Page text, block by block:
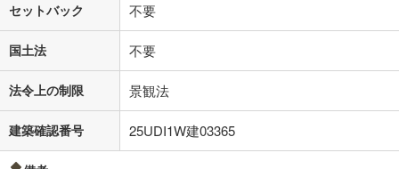
セットバック 不要
国土法 不要
法令上の制限 景観法
建築確認番号 25UDI1W建03365